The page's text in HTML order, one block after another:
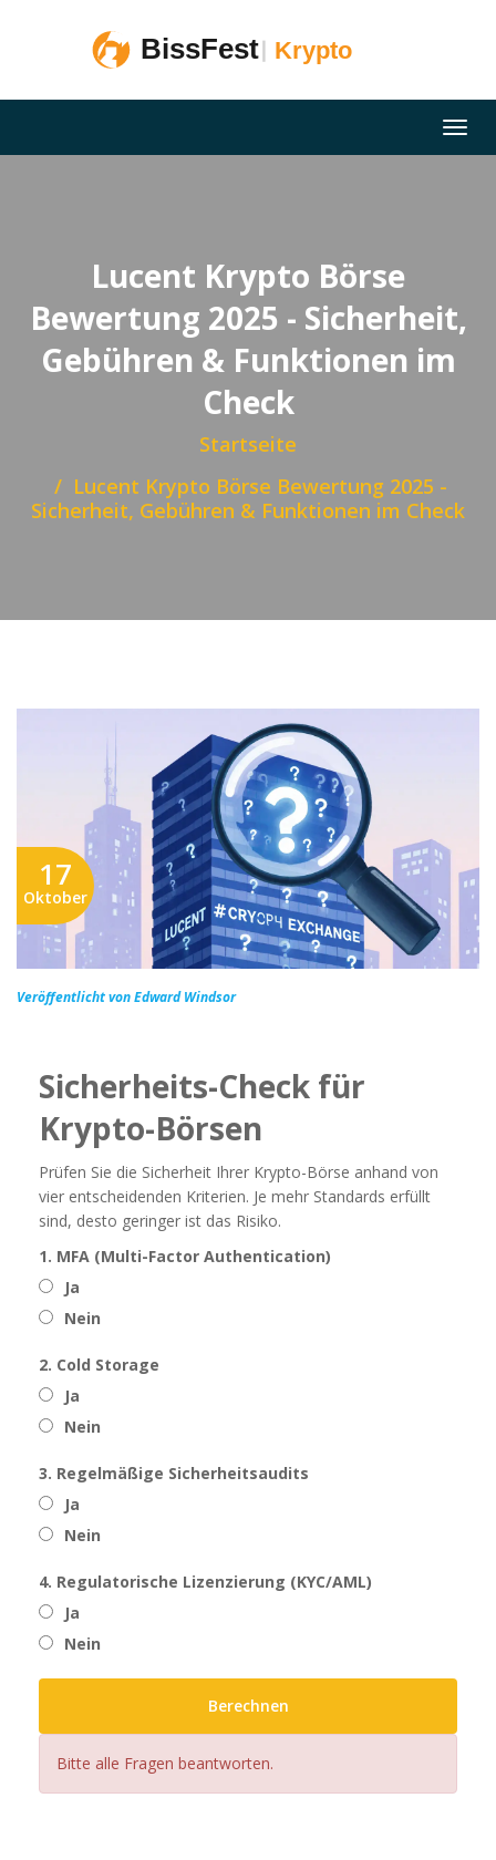
Lucent Krypto Börse
Bewertung 2025 - Sicherheit,
Gebühren & Funktionen im
Check
Startseite
Lucent Krypto Börse Bewertung 2025 -
Sicherheit, Gebühren & Funktionen im Check
17
Oktober
Veröffentlicht von Edward Windsor
Sicherheits-Check für
Krypto-Börsen
Prüfen Sie die Sicherheit Ihrer Krypto-Börse anhand von
vier entscheidenden Kriterien. Je mehr Standards erfüllt
sind, desto geringer ist das Risiko.
1. MFA (Multi-Factor Authentication)
Ja
Nein
2. Cold Storage
Ja
Nein
3. Regelmäßige Sicherheitsaudits
Ja
Nein
4. Regulatorische Lizenzierung (KYC/AML)
Ja
Nein
Berechnen
Bitte alle Fragen beantworten.